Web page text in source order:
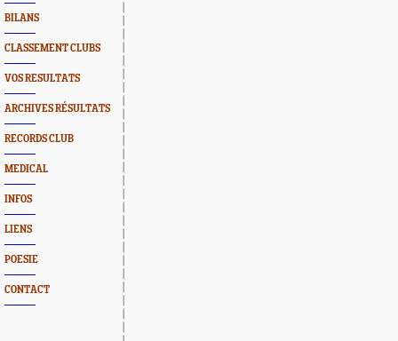
BILANS
CLASSEMENT CLUBS
VOS RESULTATS
ARCHIVES RÉSULTATS
RECORDS CLUB
MEDICAL
INFOS
LIENS
POESIE
CONTACT